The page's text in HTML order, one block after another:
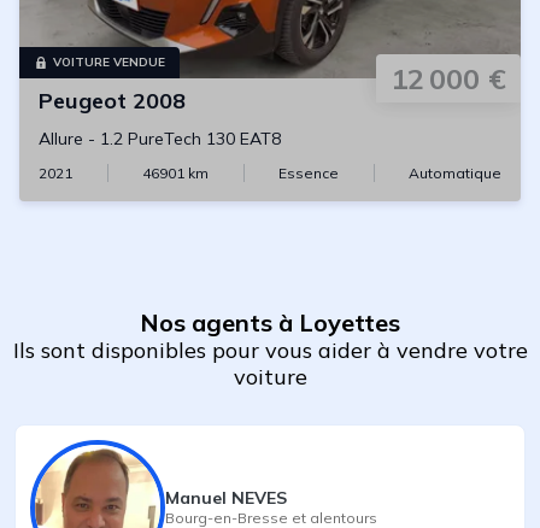
VOITURE VENDUE 12 000 €
Peugeot 2008
Allure - 1.2 PureTech 130 EAT8
2021 46901 km Essence Automatique
Nos agents à Loyettes
Ils sont disponibles pour vous aider à vendre votre
voiture
Manuel NEVES
Bourg-en-Bresse et alentours